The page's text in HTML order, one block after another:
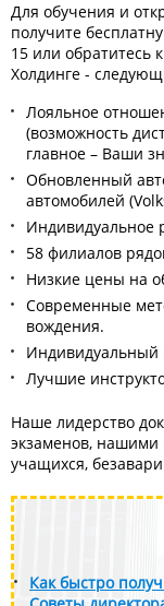
Для обучения и
получите
15 или обратитесь
Холдинге -
Лояльное
(возможность
главное – Ваши
Обновленный
автомобилей
Индивидуальное
58 филиалов
Низкие цены на
Современные
вождения.
Индивидуальный
Лучшие
Наше лидерство
экзаменов,
учащихся,
Как быстро